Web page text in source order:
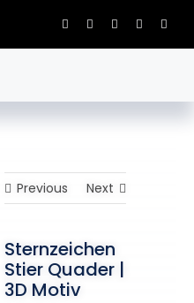
Previous Next
Sternzeichen
Stier Quader |
3D Motiv